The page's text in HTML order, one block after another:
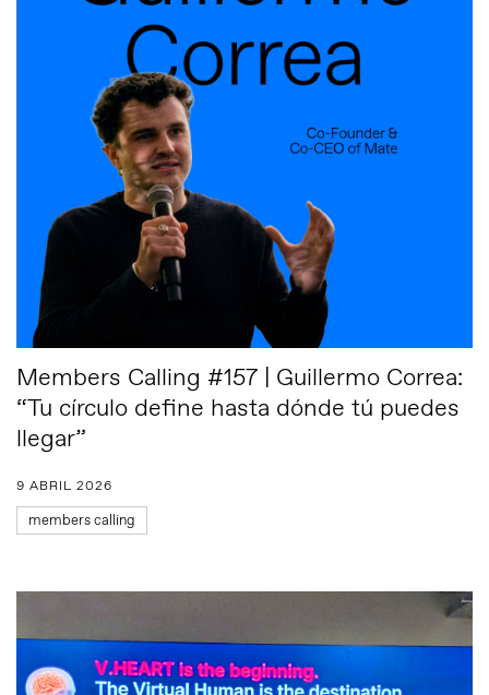
Members Calling #157 | Guillermo Correa:
“Tu círculo define hasta dónde tú puedes
llegar”
9 ABRIL 2026
members calling